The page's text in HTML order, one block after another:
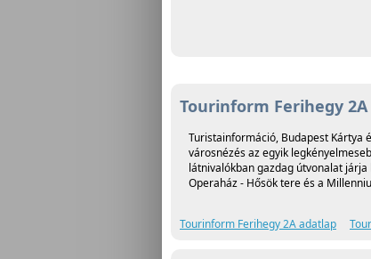
Tourinform Ferihegy 2A
Turistainformáció, Budapest Kártya
városnézés az egyik
látnivalókban gazdag útvonalat
Operaház - Hősök tere és a
Tourinform Ferihegy 2A adatlap